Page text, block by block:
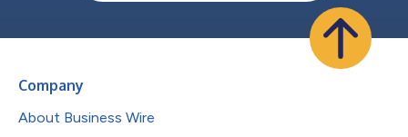
Company
About Business Wire